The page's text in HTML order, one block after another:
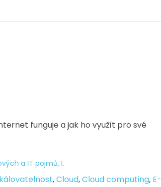
funguje a jak ho využít pro své
a IT pojmů, I.
,Cloud,Cloud computing, E-